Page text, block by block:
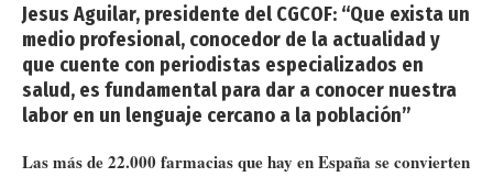
Jesus Aguilar, presidente del CGCOF: “Que exista un
medio profesional, conocedor de la actualidad y
que cuente con periodistas especializados en
salud, es fundamental para dar a conocer nuestra
labor en un lenguaje cercano a la población”
Las más de 22.000 farmacias que hay en España se convierten